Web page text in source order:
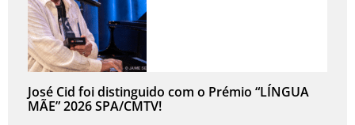
José Cid foi distinguido com o Prémio “LÍNGUA
MÃE” 2026 SPA/CMTV!